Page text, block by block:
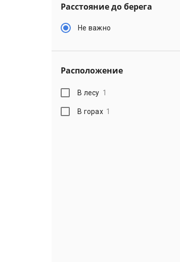
Расстояние до берега
Не важно
Расположение
В лесу 1
В горах 1